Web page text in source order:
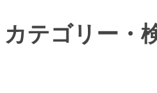
カテゴリー・